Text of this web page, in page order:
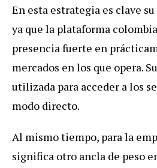
En esta estrategia es clave su
ya que la plataforma
presencia fuerte en prá
mercados en los que opera. Su
utilizada para acceder a los
modo directo.
Al mismotiempo, para la
significa otro ancla de peso